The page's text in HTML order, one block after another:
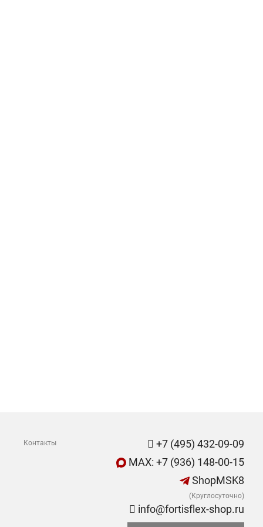
Контакты
+7 (495) 432-09-09
MAX: +7 (936) 148-00-15
ShopMSK8
(Круглосуточно)
info@fortisflex-shop.ru